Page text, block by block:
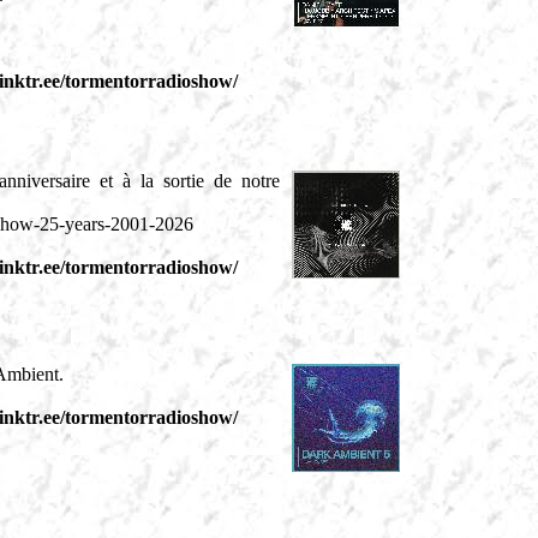
tormentorradioshow/
et à la sortie de notre
25-years-2001-2026
tormentorradioshow/
tormentorradioshow/